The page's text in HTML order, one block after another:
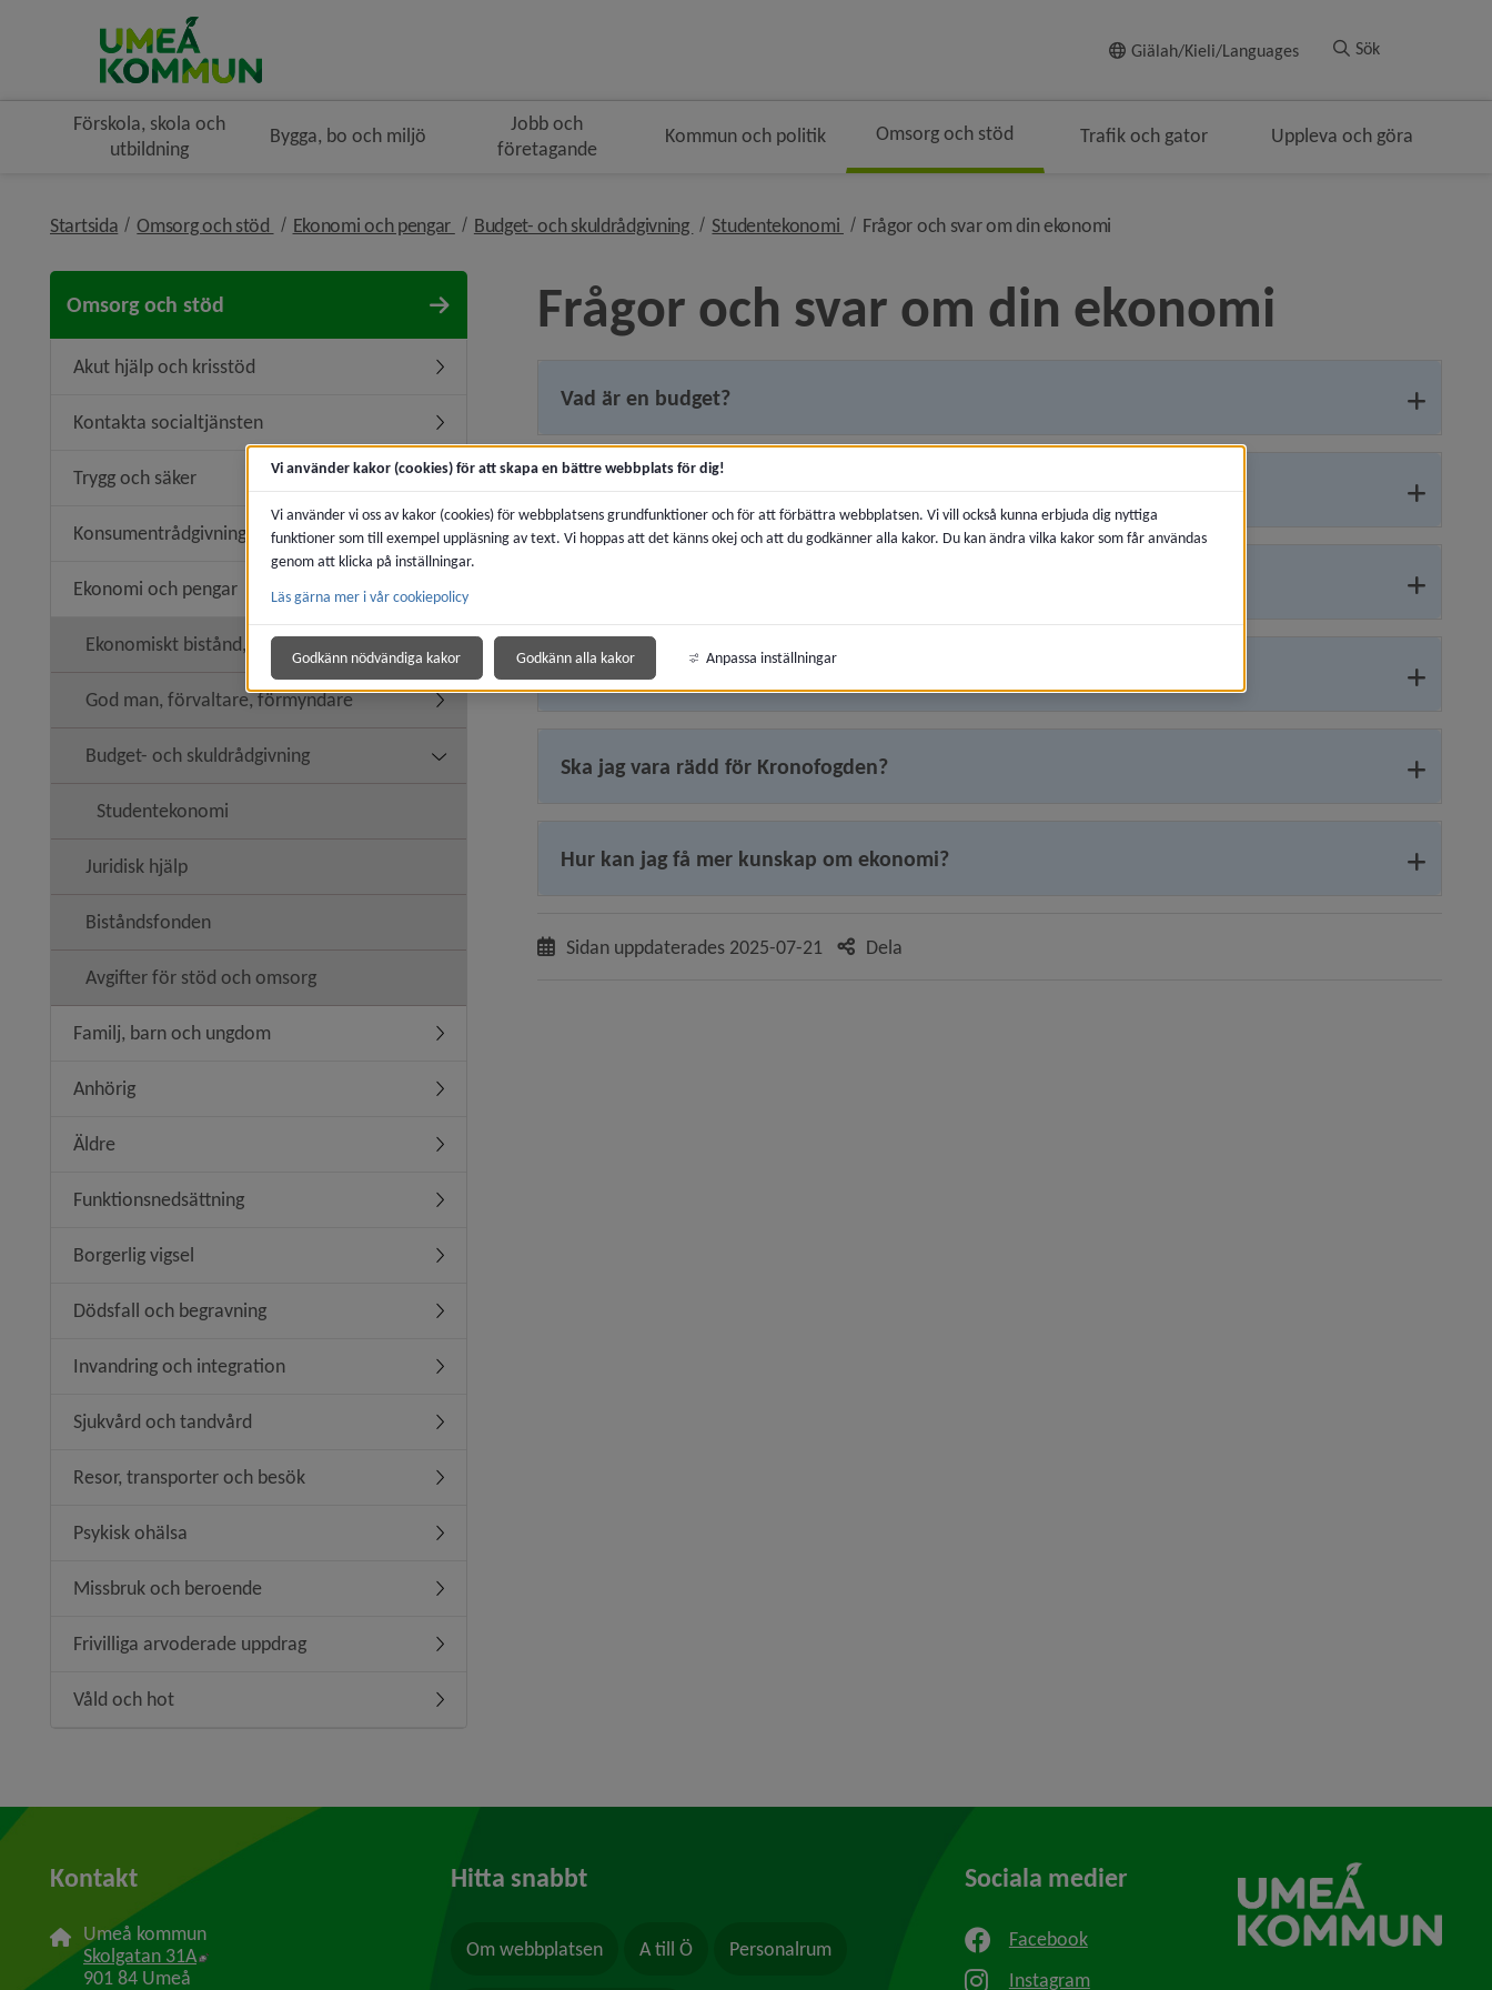
Giälah/Kieli/Languages Sök
Förskola, skola och
utbildning
Bygga, bo och miljö
Jobb och
företagande
Kommun och politik Omsorg och stöd Trafik och gator Uppleva och göra
Startsida Omsorg och stöd nivå i brödsmulenavigeringen
Ekonomi och pengar nivå i brödsmulenavigeringen
Budget- och skuldrådgivning nivå i brödsmulenavigeringen
Studentekonomi nivå i brödsmulenavigeringen
Frågor och svar om din ekonominivå i brödsmulenavigeringen
Omsorg och stöd
Akut hjälp och krisstöd Undermeny för Akut hjälp och krisstöd
Kontakta socialtjänsten Undermeny för Kontakta socialtjänsten
Trygg och säker
Konsumentrådgivning Undermeny för Konsumentrådgivning
Ekonomi och pengar Undermeny för Ekonomi och pengar
Ekonomiskt bistånd, försörjningsstöd Undermeny för Ekonomiskt bistånd, försörjningsstöd
God man, förvaltare, förmyndare Undermeny för God man, förvaltare, förmyndare
Budget- och skuldrådgivning Undermeny för Budget- och skuldrådgivning
Studentekonomi
Juridisk hjälp
Biståndsfonden
Avgifter för stöd och omsorg
Familj, barn och ungdom Undermeny för Familj, barn och ungdom
Anhörig Undermeny för Anhörig
Äldre Undermeny för Äldre
Funktionsnedsättning Undermeny för Funktionsnedsättning
Borgerlig vigsel Undermeny för Borgerlig vigsel
Dödsfall och begravning Undermeny för Dödsfall och begravning
Invandring och integration Undermeny för Invandring och integration
Sjukvård och tandvård Undermeny för Sjukvård och tandvård
Resor, transporter och besök Undermeny för Resor, transporter och besök
Psykisk ohälsa Undermeny för Psykisk ohälsa
Missbruk och beroende Undermeny för Missbruk och beroende
Frivilliga arvoderade uppdrag Undermeny för Frivilliga arvoderade uppdrag
Våld och hot Undermeny för Våld och hot
Frågor och svar om din ekonomi
Vad är en budget?
Vad gör jag om jag inte kan betala hyran?
Varför är det bra att ha en buffert?
Ska jag vara rädd för Kronofogden?
Hur kan jag få mer kunskap om ekonomi?
Sidan uppdaterades 2025-07-21 Dela
Kontakt
Umeå kommun
Skolgatan 31A Länk till annan webbplats, öppnas i nytt fönster.
901 84 Umeå
Hitta snabbt
Om webbplatsen A till Ö Personalrum
Sociala medier
Facebook
Instagram
Vi använder kakor (cookies) för att skapa en bättre webbplats för dig!
Vi använder vi oss av kakor (cookies) för webbplatsens grundfunktioner och för att förbättra webbplatsen. Vi vill också kunna erbjuda dig nyttiga
funktioner som till exempel uppläsning av text. Vi hoppas att det känns okej och att du godkänner alla kakor. Du kan ändra vilka kakor som får användas
genom att klicka på inställningar.
Läs gärna mer i vår cookiepolicy
Godkänn nödvändiga kakor Godkänn alla kakor Anpassa inställningar